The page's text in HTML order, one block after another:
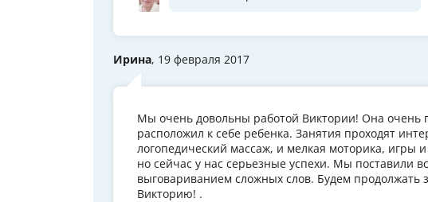
Ирина, 19 февраля 2017
Мы очень довольны работой Виктории! Она очень
расположил к себе ребенка. Занятия проходят
логопедический массаж, и мелкая моторика, игры
но сейчас у нас серьезные успехи. Мы поставили
выговариванием сложных слов. Будем
Викторию! .